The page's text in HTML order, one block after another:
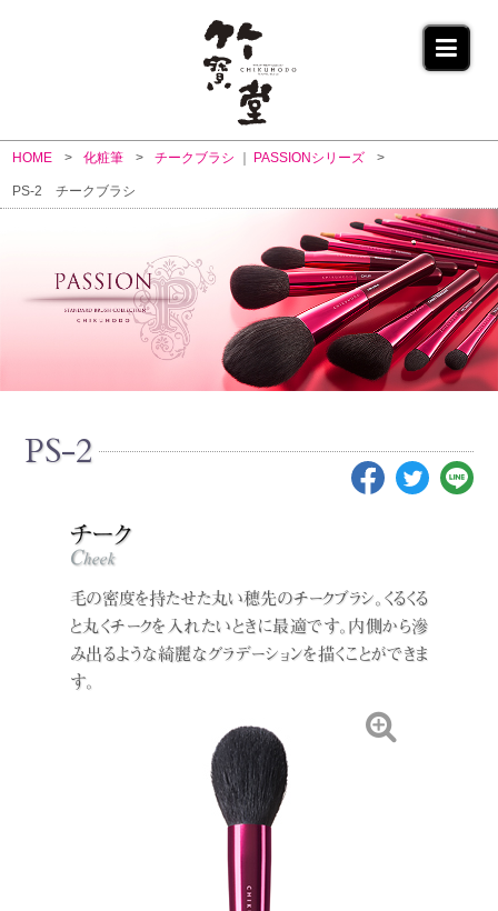
HOME 化粧筆 チークブラシ PASSIONシリーズ
PS-2 チークブラシ
PS-2
毛の密度を持たせた丸い穂先のチークブラシ。くるくる
と丸くチークを入れたいときに最適です。内側から滲
み出るような綺麗なグラデーションを描くことができま
す。